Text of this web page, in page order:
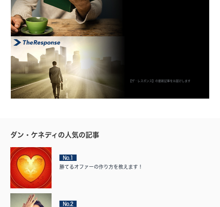
【ザ・レスポンス】の最新記事をお届けします
ダン・ケネディの人気の記事
No.1
勝てるオファーの作り方を教えます！
No.2